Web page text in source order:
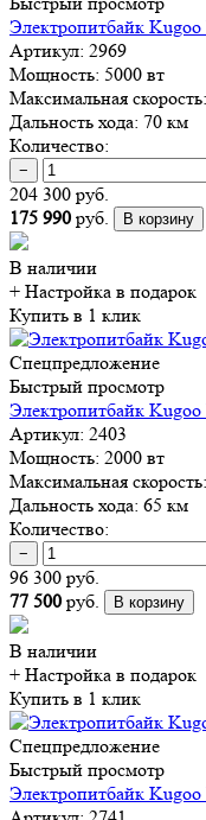
Электропитбайк Kugoo
Артикул: 2969
Мощность: 5000 вт
Максимальная скорость:
Дальность хода: 70 км
Количество:
−
204 300 руб.
175 990 руб. В корзину
В наличии
+ Настройка в подарок
Купить в 1 клик
Спецпредложение
Быстрый просмотр
Электропитбайк Kugoo
Артикул: 2403
Мощность: 2000 вт
Максимальная скорость:
Дальность хода: 65 км
Количество:
−
96 300 руб.
77 500 руб. В корзину
В наличии
+ Настройка в подарок
Купить в 1 клик
Спецпредложение
Быстрый просмотр
Электропитбайк Kugoo